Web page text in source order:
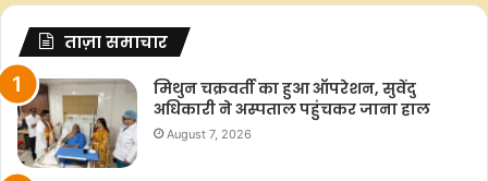
ताज़ा समाचार
मिथुन चक्रवर्ती का हुआ ऑपरेशन, सुवेंदु
अधिकारी ने अस्पताल पहुंचकर जाना हाल
August 7, 2026